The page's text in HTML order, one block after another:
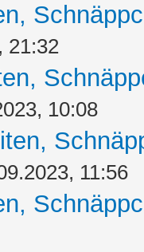
21:32
10:08
11:56